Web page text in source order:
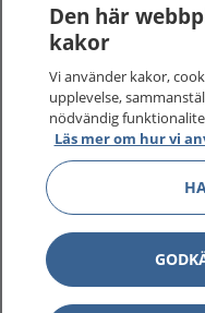
Den här
kakor
Vi använder kakor,
upplevelse,
nödvändig
Läs mer om hur vi